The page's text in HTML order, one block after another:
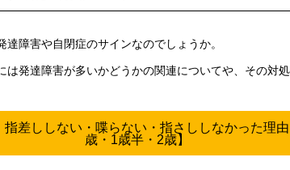
障害や自閉症のサインなのでしょうか。
は発達障害が多いかどうかの関連についてや、その対
指差ししない・喋らない・指さししなかった理
歳・1歳半・2歳】